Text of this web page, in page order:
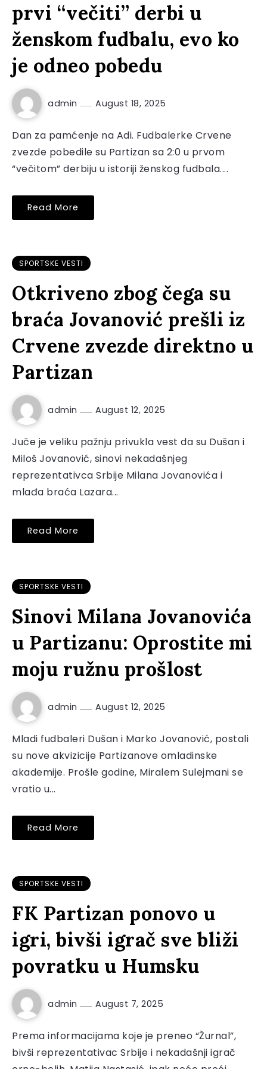
prvi “večiti” derbi u
ženskom fudbalu, evo ko
je odneo pobedu
admin August 18, 2025
Dan za pamćenje na Adi. Fudbalerke Crvene
zvezde pobedile su Partizan sa 2:0 u prvom
“večitom” derbiju u istoriji ženskog fudbala....
Read More
SPORTSKE VESTI
Otkriveno zbog čega su
braća Jovanović prešli iz
Crvene zvezde direktno u
Partizan
admin August 12, 2025
Juče je veliku pažnju privukla vest da su Dušan i
Miloš Jovanović, sinovi nekadašnjeg
reprezentativca Srbije Milana Jovanovića i
mlađa braća Lazara...
Read More
SPORTSKE VESTI
Sinovi Milana Jovanovića
u Partizanu: Oprostite mi
moju ružnu prošlost
admin August 12, 2025
Mladi fudbaleri Dušan i Marko Jovanović, postali
su nove akvizicije Partizanove omladinske
akademije. Prošle godine, Miralem Sulejmani se
vratio u...
Read More
SPORTSKE VESTI
FK Partizan ponovo u
igri, bivši igrač sve bliži
povratku u Humsku
admin August 7, 2025
Prema informacijama koje je preneo “Žurnal”,
bivši reprezentativac Srbije i nekadašnji igrač